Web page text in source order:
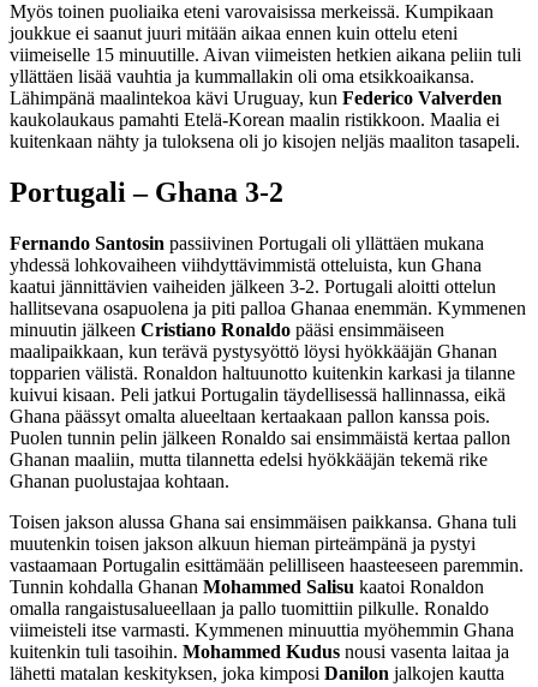
Myös toinen puoliaika eteni varovaisissa merkeissä. Kumpikaan
joukkue ei saanut juuri mitään aikaa ennen kuin ottelu eteni
viimeiselle 15 minuutille. Aivan viimeisten hetkien aikana peliin tuli
yllättäen lisää vauhtia ja kummallakin oli oma etsikkoaikansa.
Lähimpänä maalintekoa kävi Uruguay, kun Federico Valverden
kaukolaukaus pamahti Etelä-Korean maalin ristikkoon. Maalia ei
kuitenkaan nähty ja tuloksena oli jo kisojen neljäs maaliton tasapeli.
Portugali – Ghana 3-2
Fernando Santosin passiivinen Portugali oli yllättäen mukana
yhdessä lohkovaiheen viihdyttävimmistä otteluista, kun Ghana
kaatui jännittävien vaiheiden jälkeen 3-2. Portugali aloitti ottelun
hallitsevana osapuolena ja piti palloa Ghanaa enemmän. Kymmenen
minuutin jälkeen Cristiano Ronaldo pääsi ensimmäiseen
maalipaikkaan, kun terävä pystysyöttö löysi hyökkääjän Ghanan
topparien välistä. Ronaldon haltuunotto kuitenkin karkasi ja tilanne
kuivui kisaan. Peli jatkui Portugalin täydellisessä hallinnassa, eikä
Ghana päässyt omalta alueeltaan kertaakaan pallon kanssa pois.
Puolen tunnin pelin jälkeen Ronaldo sai ensimmäistä kertaa pallon
Ghanan maaliin, mutta tilannetta edelsi hyökkääjän tekemä rike
Ghanan puolustajaa kohtaan.
Toisen jakson alussa Ghana sai ensimmäisen paikkansa. Ghana tuli
muutenkin toisen jakson alkuun hieman pirteämpänä ja pystyi
vastaamaan Portugalin esittämään pelilliseen haasteeseen paremmin.
Tunnin kohdalla Ghanan Mohammed Salisu kaatoi Ronaldon
omalla rangaistusalueellaan ja pallo tuomittiin pilkulle. Ronaldo
viimeisteli itse varmasti. Kymmenen minuuttia myöhemmin Ghana
kuitenkin tuli tasoihin. Mohammed Kudus nousi vasenta laitaa ja
lähetti matalan keskityksen, joka kimposi Danilon jalkojen kautta